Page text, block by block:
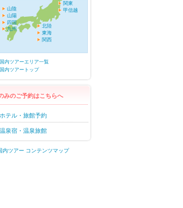
関東
甲信越
北陸
東海
関西
山陰
山陽
四国
九州
国内ツアーエリア一覧
国内ツアートップ
みのご予約はこちらへ
ホテル・旅館予約
温泉宿・温泉旅館
内ツアー コンテンツマップ